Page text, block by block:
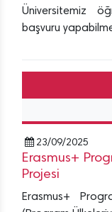
Üniversitemiz
başvuru
23/09/2025
Erasmus+
Projesi
Erasmus+